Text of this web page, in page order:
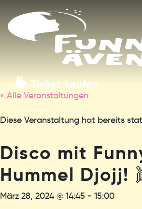
Ticket kaufen
« Alle Veranstaltungen
Diese Veranstaltung hat bereits
Disco mit
Hummel Djojj!
März 28, 2024 @ 14:45 - 15:00